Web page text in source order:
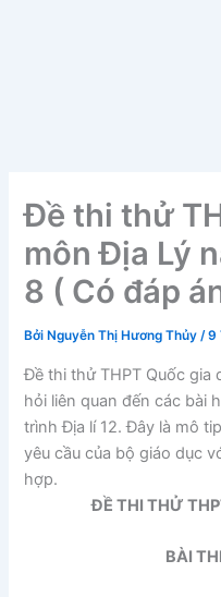
Đề thi thử
môn Địa Lý
8 ( Có đáp
Bởi Nguyễn Thị Hương Thủy/9
Đề thi thử THPT Quốc
hỏi liên quan đến các bài
trình Địa lí 12. Đây là mô
yêu cầu của bộ giáo dục
hợp.
ĐỀ THI THỬ
BÀI